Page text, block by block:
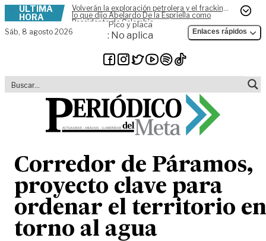
Skip to content
ÚLTIMA
HORA
Volverán la exploración petrolera y el fracking,
lo que dijo Abelardo De la Espriella como
Presidente de Colombia
Sáb, 8 agosto 2026
Pico y placa
: No aplica Enlaces rápidos
Corredor de Páramos,
proyecto clave para
ordenar el territorio en
torno al agua